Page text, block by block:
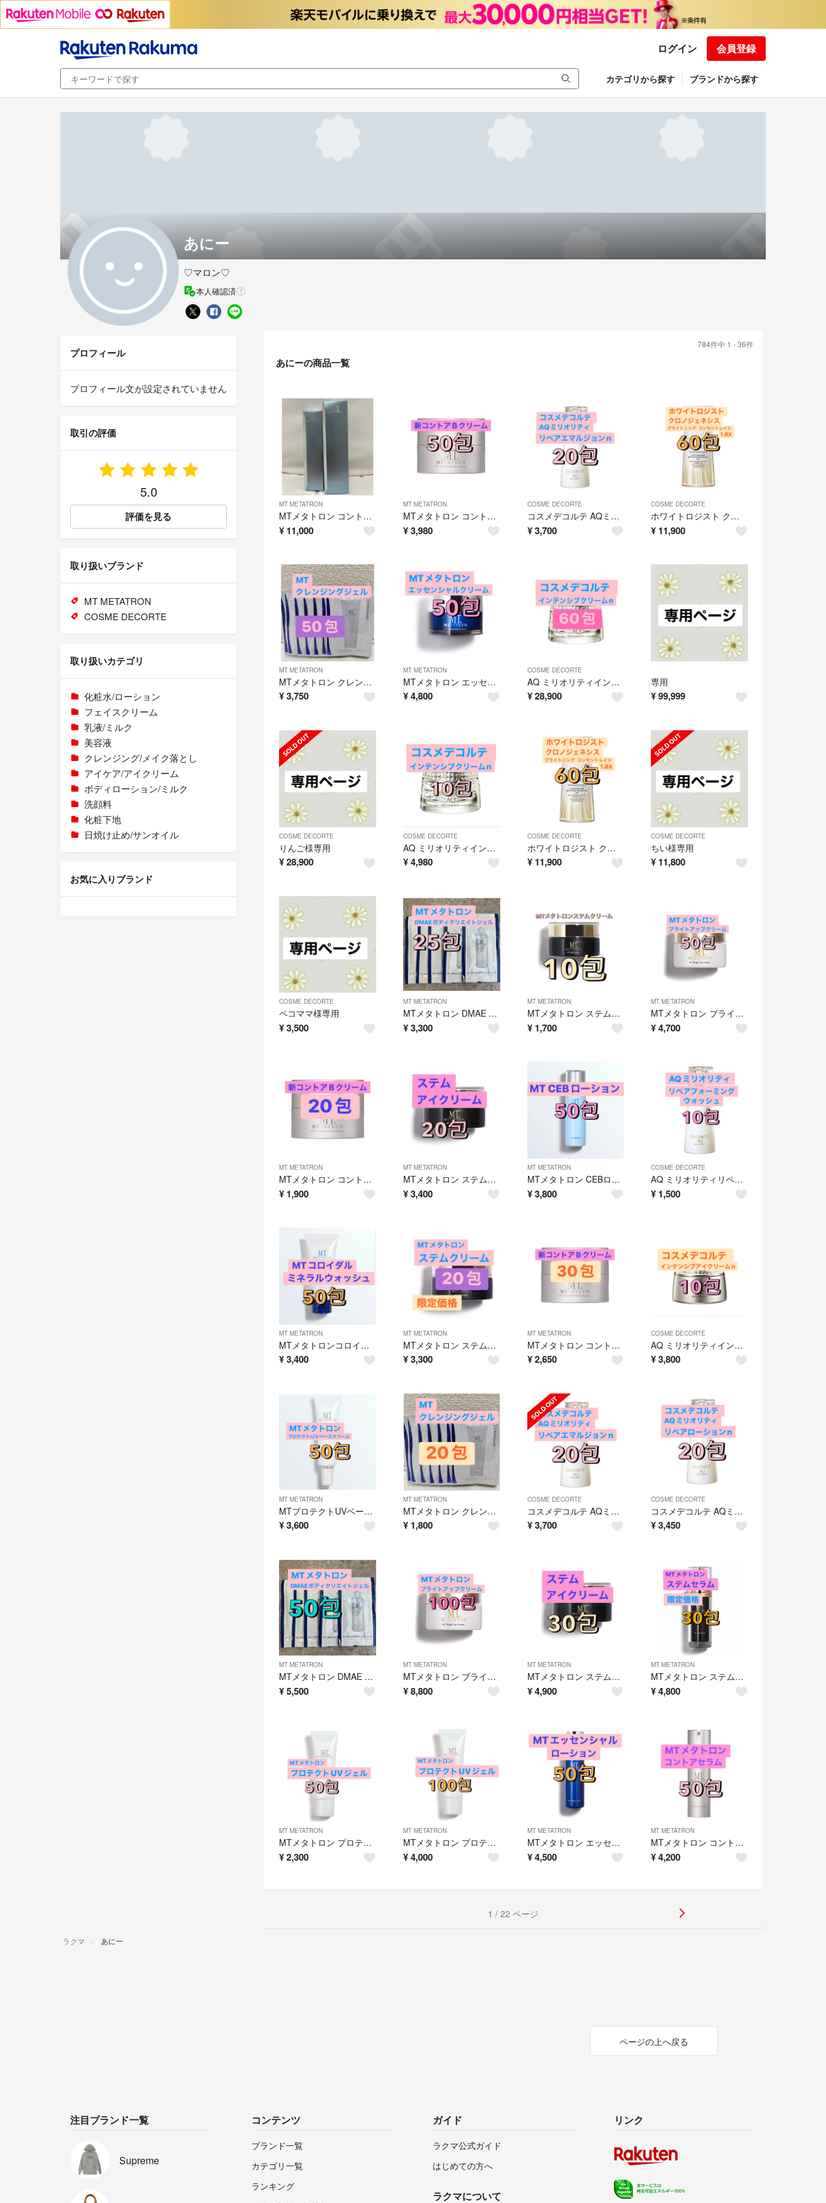
ログイン 会員登録
カテゴリから探す ブランドから探す
あにー
♡マロン♡
本人確認済
784件中 1 - 36件
あにーの商品一覧
MT METATRON
MTメタトロン コントアローション エマルジョン
¥ 11,000
MT METATRON
MTメタトロン コントアBクリーム 50包
¥3,980
COSME DECORTE
コスメデコルテ AQミリオリティ リペアエマルジョンn 20包
¥ 3,700
COSME DECORTE
ホワイトロジスト クロノジェネシス ブライトニング コンセントレイト 1.8 60包
¥ 11,900
MT METATRON
MTメタトロン クレンジングジェル 50包
¥3,750
MT METATRON
MTメタトロン エッセンシャルクリーム 50包
¥4,800
COSME DECORTE
AQ ミリオリティインテンシブクリームn 60包
¥ 28,900
専用
¥99,999
COSME DECORTE
りんご様専用
¥28,900
COSME DECORTE
AQ ミリオリティインテンシブクリームn 10包
¥4,980
COSME DECORTE
ホワイトロジスト クロノジェネシス ブライトニング コンセントレイト 1.8X
¥ 11,900
COSME DECORTE
ちい様専用
¥ 11,800
COSME DECORTE
ペコママ様専用
¥3,500
MT METATRON
MTメタトロン DMAE ボディクリエイトジェル 25
¥3,300
MT METATRON
MTメタトロン ステムクリーム 10包
¥ 1,700
MT METATRON
MTメタトロン ブライトアップクリーム 50包
¥4,700
MT METATRON
MTメタトロン コントアBクリーム 20包
¥ 1,900
MT METATRON
MTメタトロン ステムアイクリーム 20包
¥3,400
MT METATRON
MTメタトロン CEBローション 50包
¥ 3,800
COSME DECORTE
AQ ミリオリティリペアフォーミング ウォッシュ n 10包
¥ 1,500
MT METATRON
MTメタトロンコロイダルミネラルウォッシュ 50包
¥3,400
MT METATRON
MTメタトロン ステムクリーム 20包
¥3,300
MT METATRON
MTメタトロン コントアBクリーム 30包
¥ 2,650
COSME DECORTE
AQ ミリオリティインテンシブアイクリームn
¥3,800
MT METATRON
MTプロテクトUVベースクリーム PB02ヌーディサンド
¥3,600
MT METATRON
MTメタトロン クレンジングジェル 20包
¥ 1,800
COSME DECORTE
コスメデコルテ AQミリオリティ リペアエマルジョンn 20包
¥ 3,700
COSME DECORTE
コスメデコルテ AQミリオリティ リペアローションn 20包
¥3,450
MT METATRON
MTメタトロン DMAE ボディクリエイトジェル 50包
¥5,500
MT METATRON
MTメタトロン ブライトアップクリーム 100包
¥8,800
MT METATRON
MTメタトロン ステムアイクリーム 30包
¥ 4,900
MT METATRON
MTメタトロン ステムセラム 30包
¥4,800
MT METATRON
MTメタトロン プロテクトUVジェル 50包
¥2,300
MT METATRON
MTメタトロン プロテクトUVジェル 50包
¥4,000
MT METATRON
MTメタトロン エッセンシャルローション 50包
¥ 4,500
MT METATRON
MTメタトロン コントアセラム 50包
¥4,200
1 / 22 ページ
プロフィール
プロフィール文が設定されていません
取引の評価
5.0
評価を見る
取り扱いブランド
MT METATRON
COSME DECORTE
取り扱いカテゴリ
化粧水/ローション
フェイスクリーム
乳液/ミルク
美容液
クレンジング/メイク落とし
アイケア/アイクリーム
ボディローション/ミルク
洗顔料
化粧下地
日焼け止め/サンオイル
お気に入りブランド
ラクマ あにー
ページの上へ戻る
注目ブランド一覧
Supreme
コンテンツ
ブランド一覧
カテゴリ一覧
ランキング
ガイド
ラクマ公式ガイド
はじめての方へ
ラクマについて
リンク